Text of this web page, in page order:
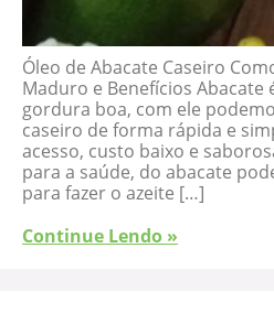
Óleo de Abacate Caseiro
Maduro e Benefícios Abacate
gordura boa, com ele
caseiro de forma rápida e
acesso, custo baixo e
para a saúde, do abacate
para fazer o azeite […]
Continue Lendo »